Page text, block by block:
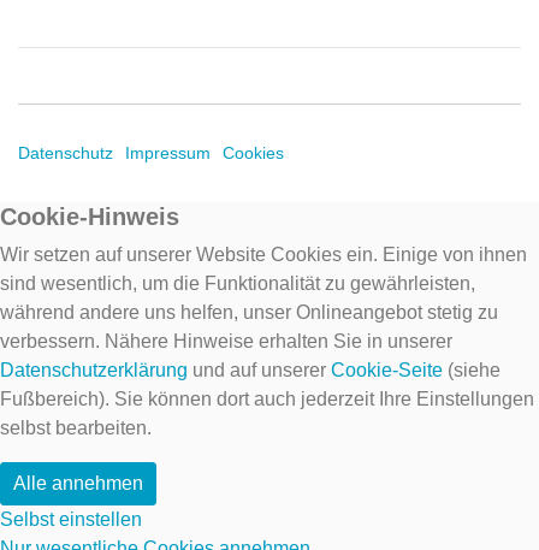
Datenschutz Impressum Cookies
Cookie-Hinweis
Wir setzen auf unserer Website Cookies ein. Einige von ihnen
sind wesentlich, um die Funktionalität zu gewährleisten,
während andere uns helfen, unser Onlineangebot stetig zu
verbessern. Nähere Hinweise erhalten Sie in unserer
Datenschutzerklärung und auf unserer Cookie-Seite (siehe
Fußbereich). Sie können dort auch jederzeit Ihre Einstellungen
selbst bearbeiten.
Alle annehmen
Selbst einstellen